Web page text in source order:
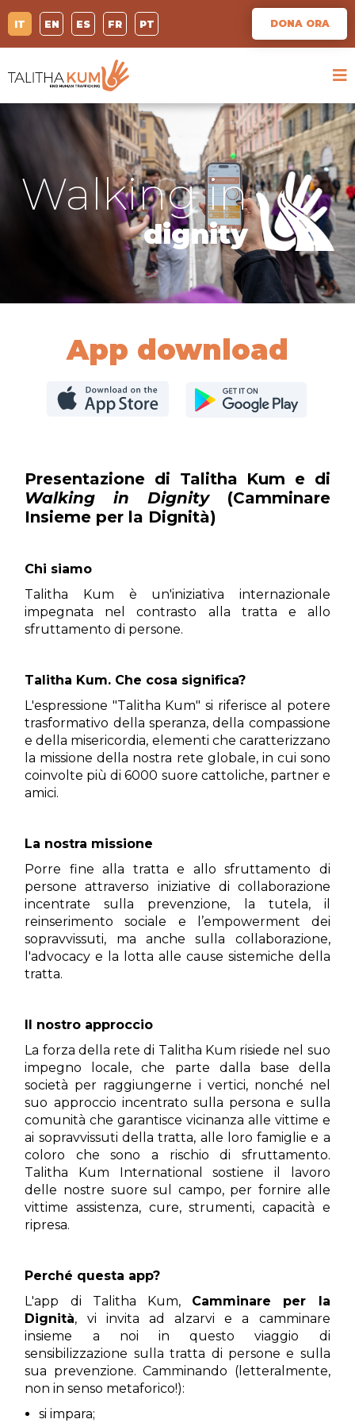
IT EN ES FR PT DONA ORA
Walking in
dignity
App download
Presentazione di Talitha Kum e di
Walking in Dignity(Camminare
Insieme per la Dignità)
Chi siamo
Talitha Kum è un'iniziativa internazionale
impegnata nel contrasto alla tratta e allo
sfruttamento di persone.
Talitha Kum. Che cosa significa?
L'espressione "Talitha Kum" si riferisce al potere
trasformativo della speranza, della compassione
e della misericordia, elementi che caratterizzano
la missione della nostra rete globale, in cui sono
coinvolte più di 6000 suore cattoliche, partner e
amici.
La nostra missione
Porre fine alla tratta e allo sfruttamento di
persone attraverso iniziative di collaborazione
incentrate sulla prevenzione, la tutela, il
reinserimento sociale e l’empowerment dei
sopravvissuti, ma anche sulla collaborazione,
l'advocacy e la lotta alle cause sistemiche della
tratta.
Il nostro approccio
La forza della rete di Talitha Kum risiede nel suo
impegno locale, che parte dalla base della
società per raggiungerne i vertici, nonché nel
suo approccio incentrato sulla persona e sulla
comunità che garantisce vicinanza alle vittime e
ai sopravvissuti della tratta, alle loro famiglie e a
coloro che sono a rischio di sfruttamento.
Talitha Kum International sostiene il lavoro
delle nostre suore sul campo, per fornire alle
vittime assistenza, cure, strumenti, capacità e
ripresa.
Perché questa app?
L'app di Talitha Kum, Camminare per la
Dignità, vi invita ad alzarvi e a camminare
insieme a noi in questo viaggio di
sensibilizzazione sulla tratta di persone e sulla
sua prevenzione. Camminando (letteralmente,
non in senso metaforico!):
si impara;